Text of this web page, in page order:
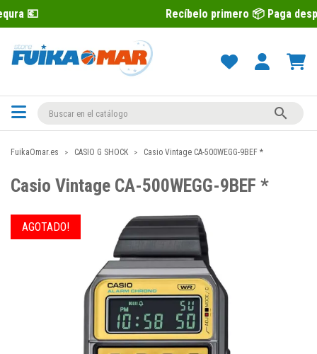
Recíbelo primero 📦 Paga después con

FuikaOmar.es CASIO G SHOCK Casio Vintage CA-500WEGG-9BEF *
Casio Vintage CA-500WEGG-9BEF *
AGOTADO!